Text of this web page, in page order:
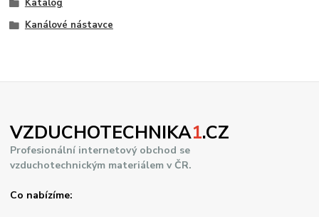
Katalog
Kanálové nástavce
VZDUCHOTECHNIKA1.CZ
Profesionální internetový obchod se
vzduchotechnickým materiálem v ČR.
Co nabízíme: